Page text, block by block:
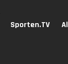
Sporten.TV